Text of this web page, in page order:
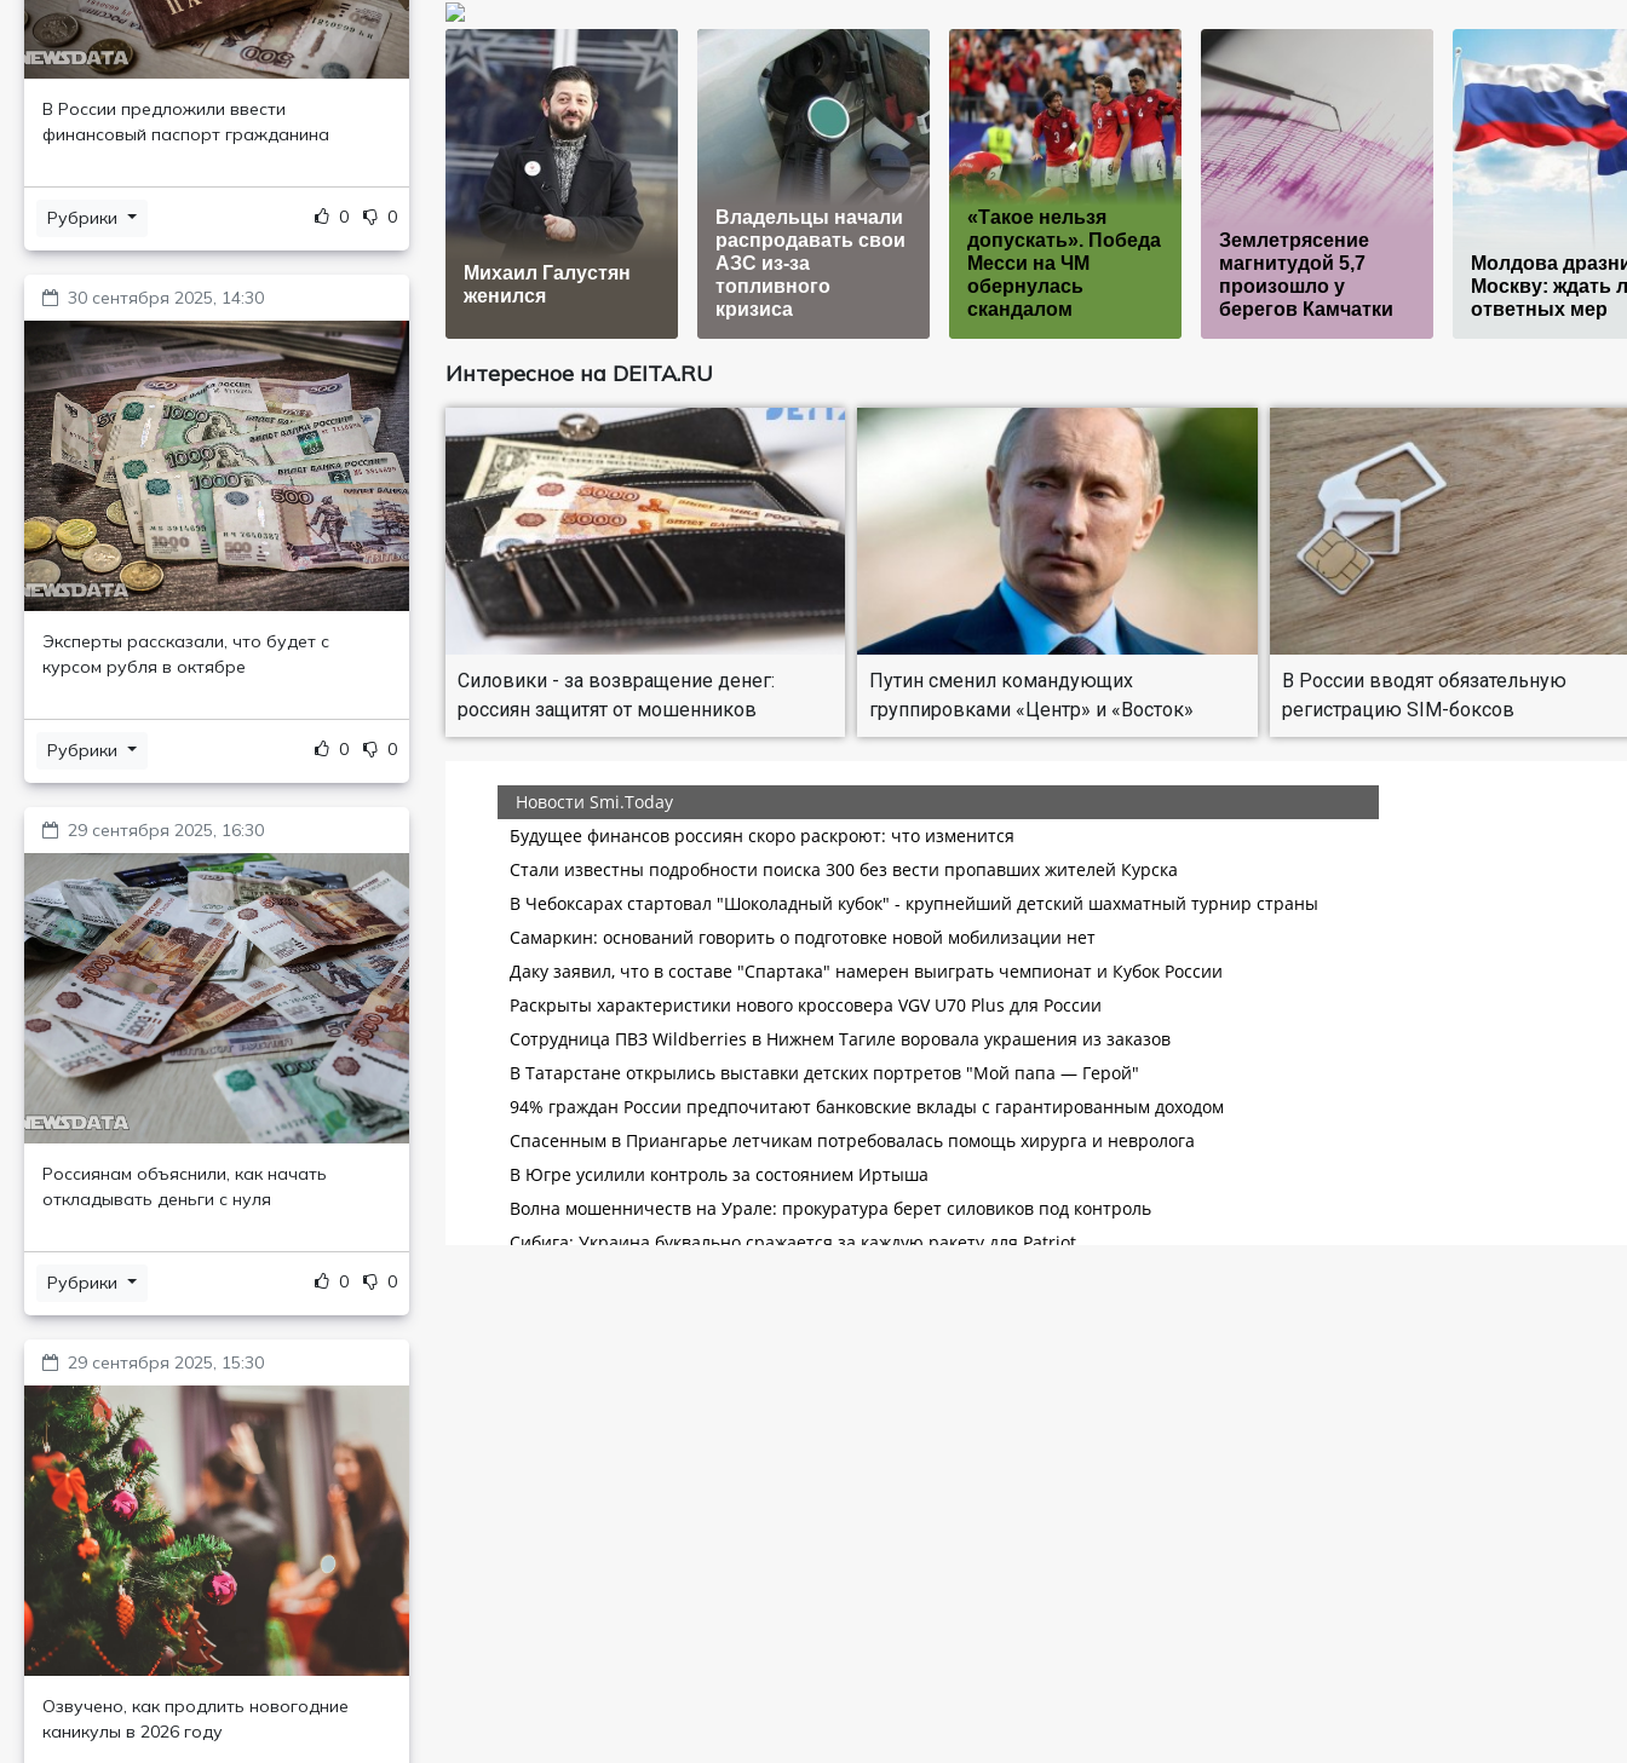
В России предложили ввести
финансовый паспорт гражданина
Рубрики 0 0
30 сентября 2025, 14:30
Эксперты рассказали, что будет с
курсом рубля в октябре
Рубрики 0 0
29 сентября 2025, 16:30
Россиянам объяснили, как начать
откладывать деньги с нуля
Рубрики 0 0
29 сентября 2025, 15:30
Озвучено, как продлить новогодние
каникулы в 2026 году
Михаил Галустян
женился
Владельцы начали
распродавать свои
АЗС из-за
топливного
кризиса
«Такое нельзя
допускать». Победа
Месси на ЧМ
обернулась
скандалом
Землетрясение
магнитудой 5,7
произошло у
берегов Камчатки
Молдова
Москву: ждать
ответных мер
Интересное на DEITA.RU
Силовики - за возвращение денег:
россиян защитят от мошенников
Путин сменил командующих
группировками «Центр» и «Восток»
В России вводят обязательную
регистрацию SIM-боксов